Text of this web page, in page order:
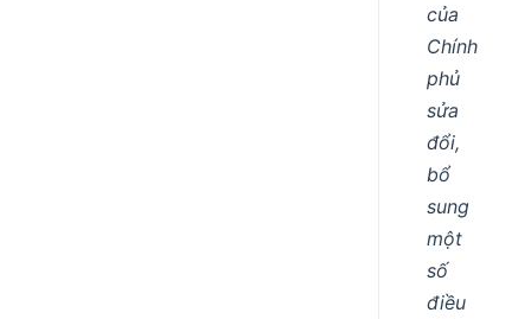
của
Chính
phủ
sửa
đổi,
bổ
sung
một
số
điều